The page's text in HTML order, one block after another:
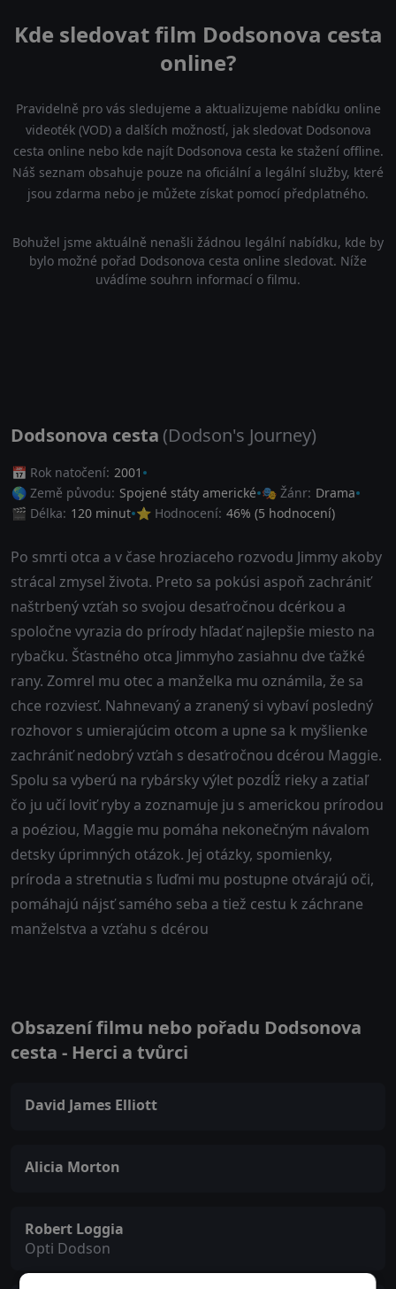
Kde sledovat film Dodsonova cesta
online?
Pravidelně pro vás sledujeme a aktualizujeme nabídku online
videoték (VOD) a dalších možností, jak sledovat Dodsonova
cesta online nebo kde najít Dodsonova cesta ke stažení offline.
Náš seznam obsahuje pouze na oficiální a legální služby, které
jsou zdarma nebo je můžete získat pomocí předplatného.
Bohužel jsme aktuálně nenašli žádnou legální nabídku, kde by
bylo možné pořad Dodsonova cesta online sledovat. Níže
uvádíme souhrn informací o filmu.
Dodsonova cesta (Dodson's Journey)
📅 Rok natočení: 2001
🌎 Země původu: Spojené státy americké 🎭 Žánr: Drama
🎬 Délka: 120 minut ⭐ Hodnocení: 46% (5 hodnocení)
Po smrti otca a v čase hroziaceho rozvodu Jimmy akoby
strácal zmysel života. Preto sa pokúsi aspoň zachrániť
naštrbený vzťah so svojou desaťročnou dcérkou a
spoločne vyrazia do prírody hľadať najlepšie miesto na
rybačku. Šťastného otca Jimmyho zasiahnu dve ťažké
rany. Zomrel mu otec a manželka mu oznámila, že sa
chce rozviesť. Nahnevaný a zranený si vybaví posledný
rozhovor s umierajúcim otcom a upne sa k myšlienke
zachrániť nedobrý vzťah s desaťročnou dcérou Maggie.
Spolu sa vyberú na rybársky výlet pozdĺž rieky a zatiaľ
čo ju učí loviť ryby a zoznamuje ju s americkou prírodou
a poéziou, Maggie mu pomáha nekonečným návalom
detsky úprimných otázok. Jej otázky, spomienky,
príroda a stretnutia s ľuďmi mu postupne otvárajú oči,
pomáhajú nájsť samého seba a tiež cestu k záchrane
manželstva a vzťahu s dcérou
Obsazení filmu nebo pořadu Dodsonova
cesta - Herci a tvůrci
David James Elliott
Alicia Morton
Robert Loggia
Opti Dodson